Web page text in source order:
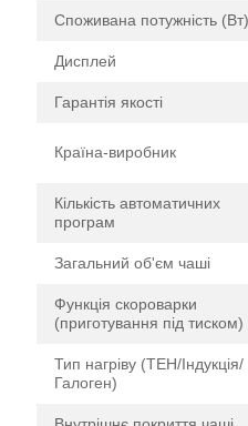
Споживана потужність (Вт)
Дисплей
Гарантія якості
Країна-виробник
Кількість автоматичних
програм
Загальний об'єм чаші
Функція скороварки
(приготування під тиском)
Тип нагріву (ТЕН/Індукція/
Галоген)